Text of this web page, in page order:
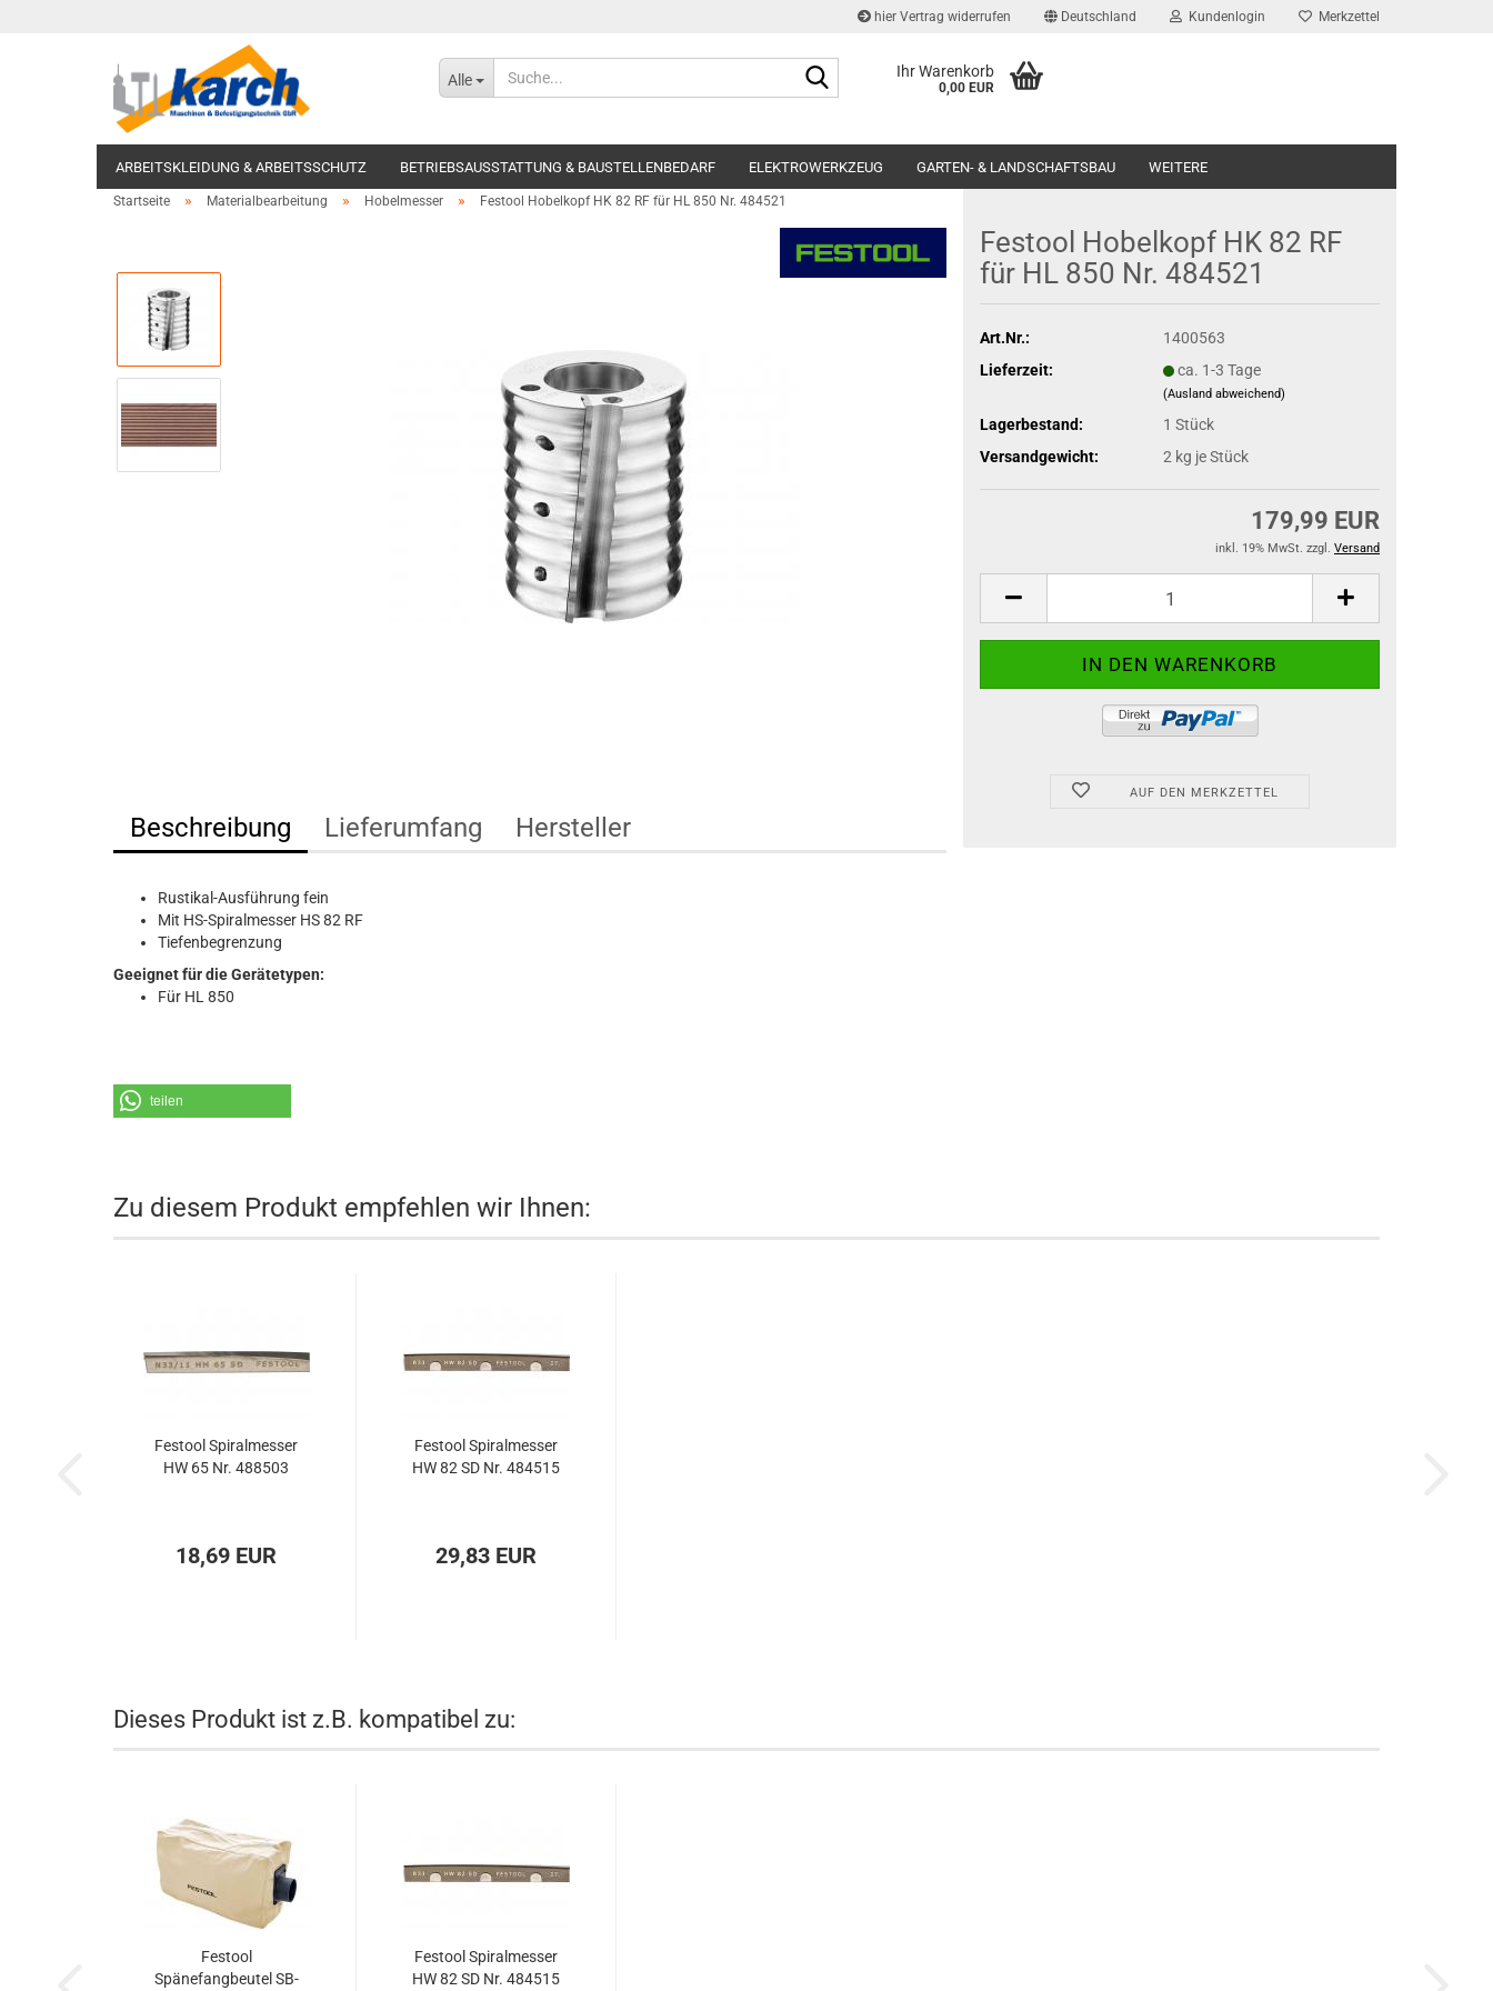
hier Vertrag widerrufen Deutschland Kundenlogin Merkzettel
Alle Ihr Warenkorb
0,00 EUR
ARBEITSKLEIDUNG & ARBEITSSCHUTZ BETRIEBSAUSSTATTUNG & BAUSTELLENBEDARF ELEKTROWERKZEUG GARTEN- & LANDSCHAFTSBAU WEITERE
Startseite » Materialbearbeitung » Hobelmesser » Festool Hobelkopf HK 82 RF für HL 850 Nr. 484521
Festool Hobelkopf HK 82 RF
für HL 850 Nr. 484521
Art.Nr.:
1400563
Lieferzeit:
ca. 1-3 Tage
(Ausland abweichend)
Lagerbestand: 1 Stück
Versandgewicht:
2 kg je Stück
179,99 EUR
inkl. 19% MwSt. zzgl. Versand
AUF DEN MERKZETTEL
Beschreibung Lieferumfang Hersteller
Rustikal-Ausführung fein
Mit HS-Spiralmesser HS 82 RF
Tiefenbegrenzung
Geeignet für die Gerätetypen:
Für HL 850
teilen
Zu diesem Produkt empfehlen wir Ihnen:
Festool Spiralmesser
HW 65 Nr. 488503
18,69 EUR
Festool Spiralmesser
HW 82 SD Nr. 484515
29,83 EUR
Dieses Produkt ist z.B. kompatibel zu:
Festool
Spänefangbeutel SB-
Festool Spiralmesser
HW 82 SD Nr. 484515